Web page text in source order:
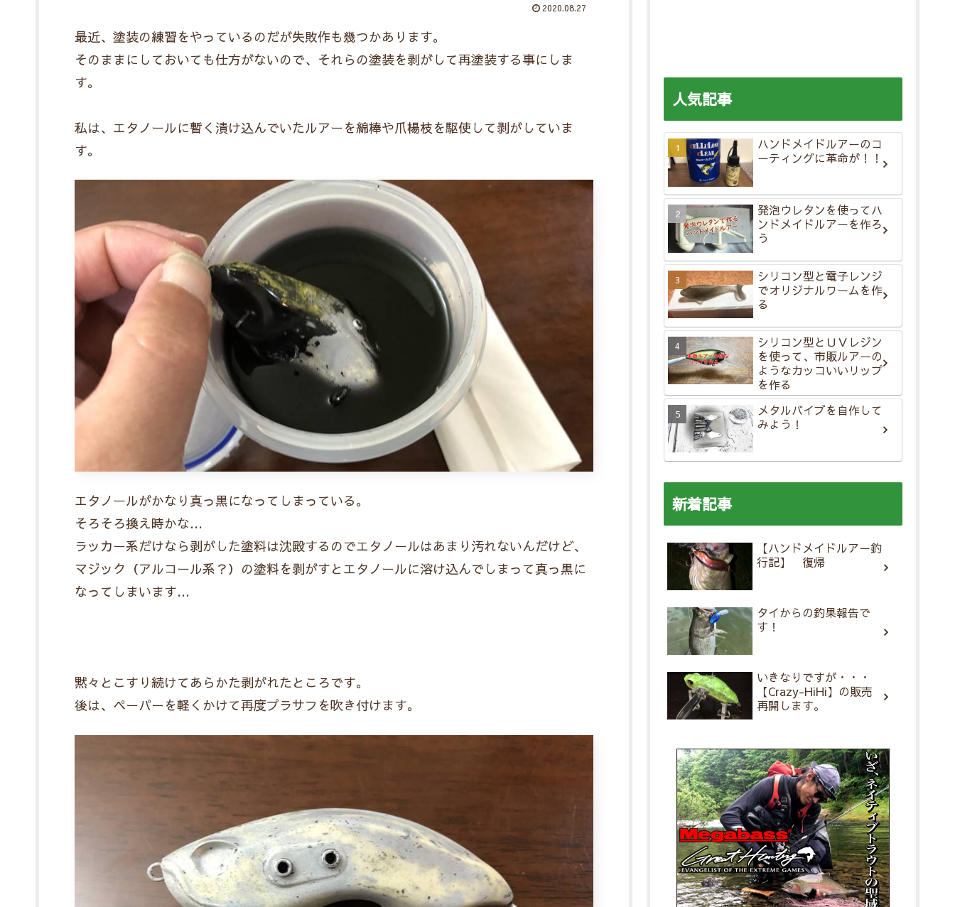
2020.08.27
最近、塗装の練習をやっているのだが失敗作も幾つかあります。
そのままにしておいても仕方がないので、それらの塗装を剥がして再塗装する事にしま
す。
私は、エタノールに暫く漬け込んでいたルアーを綿棒や爪楊枝を駆使して剥がしていま
す。
エタノールがかなり真っ黒になってしまっている。
そろそろ換え時かな…
ラッカー系だけなら剥がした塗料は沈殿するのでエタノールはあまり汚れないんだけど、
マジック（アルコール系？）の塗料を剥がすとエタノールに溶け込んでしまって真っ黒に
なってしまいます…
黙々とこすり続けてあらかた剥がれたところです。
後は、ペーパーを軽くかけて再度プラサフを吹き付けます。
人気記事
ハンドメイドルアーのコ
ーティングに革命が！！
発泡ウレタンを使ってハ
ンドメイドルアーを作ろ
う
シリコン型と電子レンジ
でオリジナルワームを作
る
シリコン型とＵＶレジン
を使って、市販ルアーの
ようなカッコいいリップ
を作る
メタルバイブを自作して
みよう！
新着記事
【ハンドメイドルアー釣
行記】 復帰
タイからの釣果報告で
す！
いきなりですが・・・
【Crazy-HiHi】の販売
再開します。